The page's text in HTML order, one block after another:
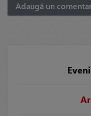
Adaugă un